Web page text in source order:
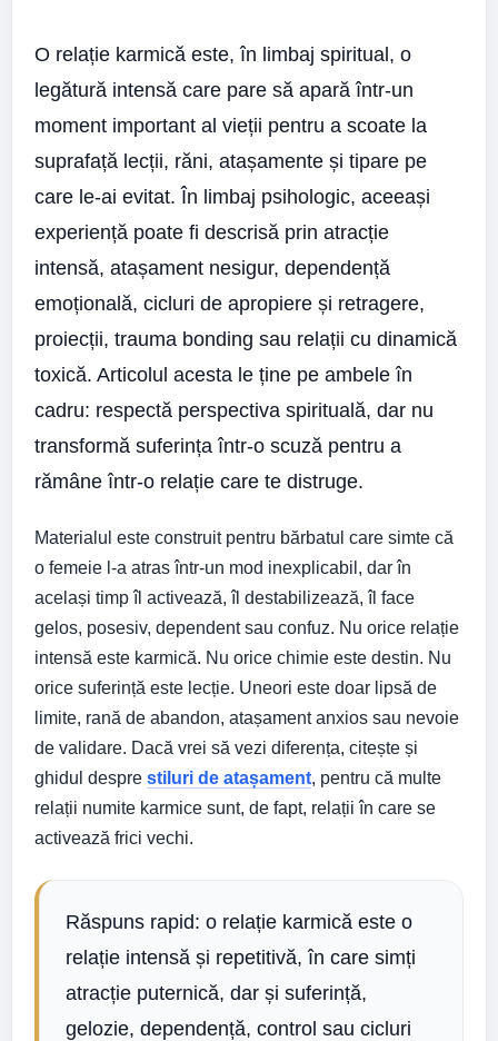
O relație karmică este, în limbaj spiritual, o
legătură intensă care pare să apară într-un
moment important al vieții pentru a scoate la
suprafață lecții, răni, atașamente și tipare pe
care le-ai evitat. În limbaj psihologic, aceeași
experiență poate fi descrisă prin atracție
intensă, atașament nesigur, dependență
emoțională, cicluri de apropiere și retragere,
proiecții, trauma bonding sau relații cu dinamică
toxică. Articolul acesta le ține pe ambele în
cadru: respectă perspectiva spirituală, dar nu
transformă suferința într-o scuză pentru a
rămâne într-o relație care te distruge.
Materialul este construit pentru bărbatul care simte că
o femeie l-a atras într-un mod inexplicabil, dar în
același timp îl activează, îl destabilizează, îl face
gelos, posesiv, dependent sau confuz. Nu orice relație
intensă este karmică. Nu orice chimie este destin. Nu
orice suferință este lecție. Uneori este doar lipsă de
limite, rană de abandon, atașament anxios sau nevoie
de validare. Dacă vrei să vezi diferența, citește și
ghidul despre stiluri de atașament, pentru că multe
relații numite karmice sunt, de fapt, relații în care se
activează frici vechi.
Răspuns rapid: o relație karmică este o
relație intensă și repetitivă, în care simți
atracție puternică, dar și suferință,
gelozie, dependență, control sau cicluri